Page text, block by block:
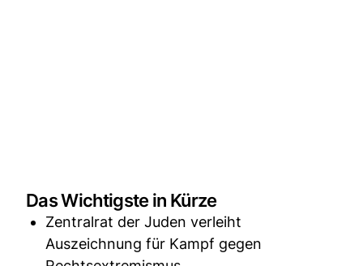
Das Wichtigste in Kürze
Zentralrat der Juden verleiht
Auszeichnung für Kampf gegen